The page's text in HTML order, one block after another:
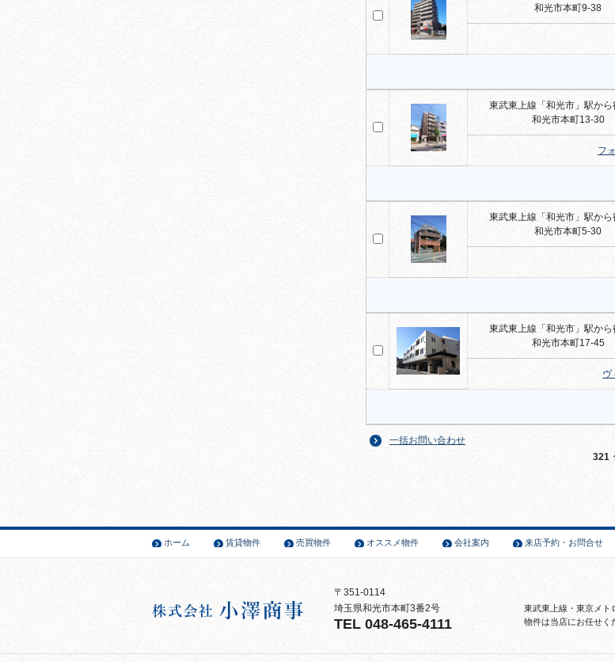
和光市本町9-38
東武東上線「和光市」駅か
和光市本町13-30
フ
東武東上線「和光市」駅か
和光市本町5-30
東武東上線「和光市」駅か
和光市本町17-45
ヴ
一括お問い合わせ
321
ホーム 賃貸物件 売買物件 オススメ物件 会社案内 来店予約・お問合せ
〒351-0114
埼玉県和光市本町3番2号
TEL 048-465-4111
東武東上線・東京メト
物件は当店にお任せく